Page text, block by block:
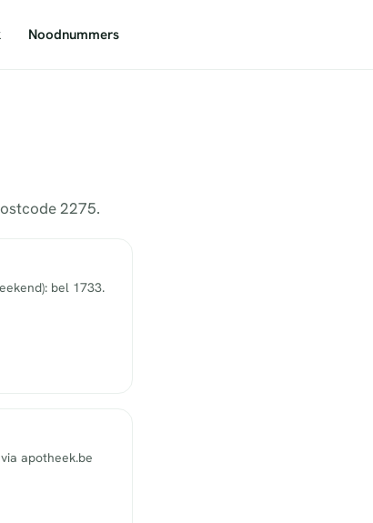
Noodnummers
2275.
bel 1733.
apotheek.be